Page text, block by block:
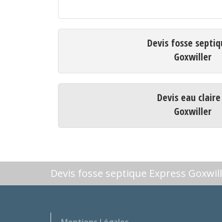
Devis fosse
Goxwiller
Devis eau
Goxwiller
Devis fosse septique Express